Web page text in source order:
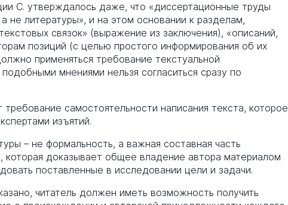
С. утверждалось даже, что «диссертационные труды
не литературы», и на этом основании к разделам,
связок» (выражение из заключения), «описаний,
позиций (с целью простого информирования об их
применяться требование текстуальной
мнениями нельзя согласиться сразу по
самостоятельности написания текста, которое
изъятий.
– не формальность, а важная составная часть
которая доказывает общее владение автора материалом
поставленные в исследовании цели и задачи.
читатель должен иметь возможность получить